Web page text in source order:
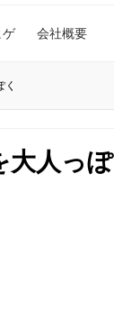
会社概要
く
大人っぽ